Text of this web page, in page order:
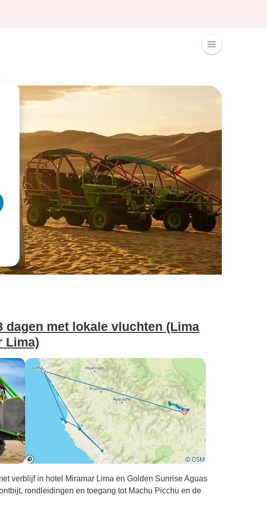
dagen met lokale vluchten (Lima
Lima)
verblijf in hotel Miramar Lima en Golden Sunrise Aguas
rondleidingen en toegang tot Machu Picchu en de